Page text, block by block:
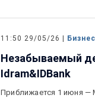
11:50 29/05/26 | Бизнес
Незабываемый
Idram&IDBank
Приближается 1 июня —